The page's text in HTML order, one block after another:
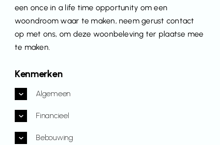
een once in a life time opportunity om een
woondroom waar te maken, neem gerust contact
op met ons, om deze woonbeleving ter plaatse mee
te maken.
Kenmerken
Algemeen
Financieel
Bebouwing